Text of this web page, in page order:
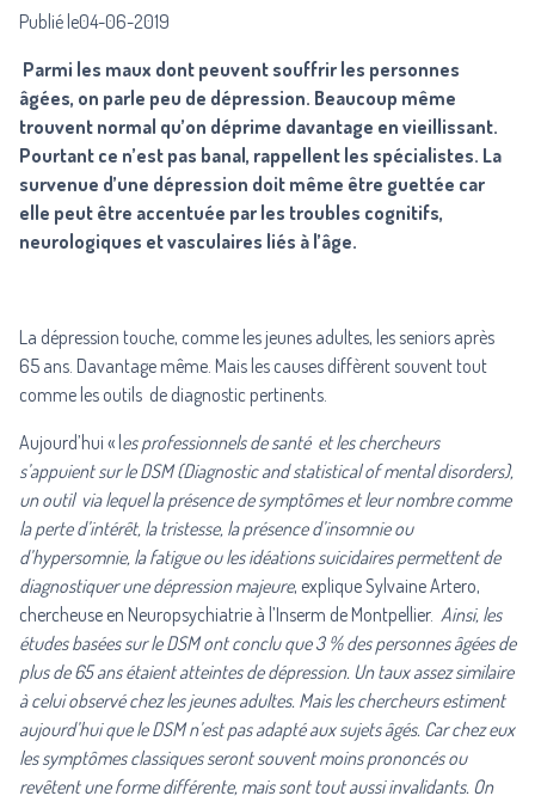
Publié le04-06-2019
Parmi les maux dont peuvent souffrir les personnes
âgées, on parle peu de dépression. Beaucoup même
trouvent normal qu’on déprime davantage en vieillissant.
Pourtant ce n’est pas banal, rappellent les spécialistes. La
survenue d’une dépression doit même être guettée car
elle peut être accentuée par les troubles cognitifs,
neurologiques et vasculaires liés à l’âge.
La dépression touche, comme les jeunes adultes, les seniors après
65 ans. Davantage même. Mais les causes diffèrent souvent tout
comme les outils de diagnostic pertinents.
Aujourd’hui « l es professionnels de santé et les chercheurs
s’appuient sur le DSM (Diagnostic and statistical of mental disorders),
un outil via lequel la présence de symptômes et leur nombre comme
la perte d’intérêt, la tristesse, la présence d’insomnie ou
d’hypersomnie, la fatigue ou les idéations suicidaires permettent de
diagnostiquer une dépression majeure, explique Sylvaine Artero,
chercheuse en Neuropsychiatrie à l’Inserm de Montpellier. Ainsi, les
études basées sur le DSM ont conclu que 3 % des personnes âgées de
plus de 65 ans étaient atteintes de dépression. Un taux assez similaire
à celui observé chez les jeunes adultes. Mais les chercheurs estiment
aujourd’hui que le DSM n’est pas adapté aux sujets âgés. Car chez eux
les symptômes classiques seront souvent moins prononcés ou
revêtent une forme différente, mais sont tout aussi invalidants. On